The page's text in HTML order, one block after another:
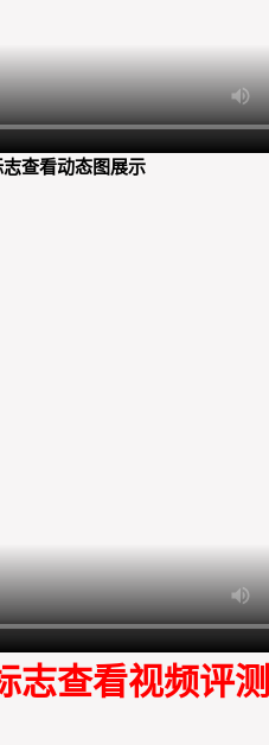
查看动态图展示
志查看视频评测